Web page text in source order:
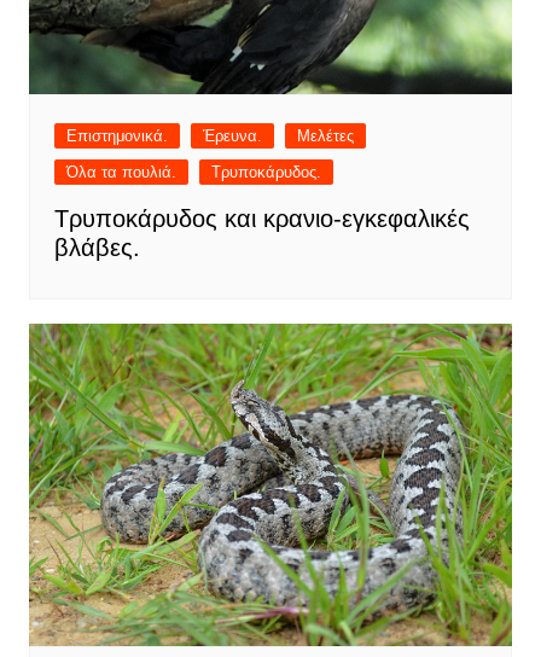
Επιστημονικά. Έρευνα.
Μελέτες
Όλα τα πουλιά.
Τρυποκάρυδος.
Τρυποκάρυδος και κρανιο-εγκεφαλικές
βλάβες.